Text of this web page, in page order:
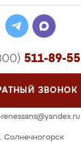
Солнечногорск
511-89-55
ЗВОНОК